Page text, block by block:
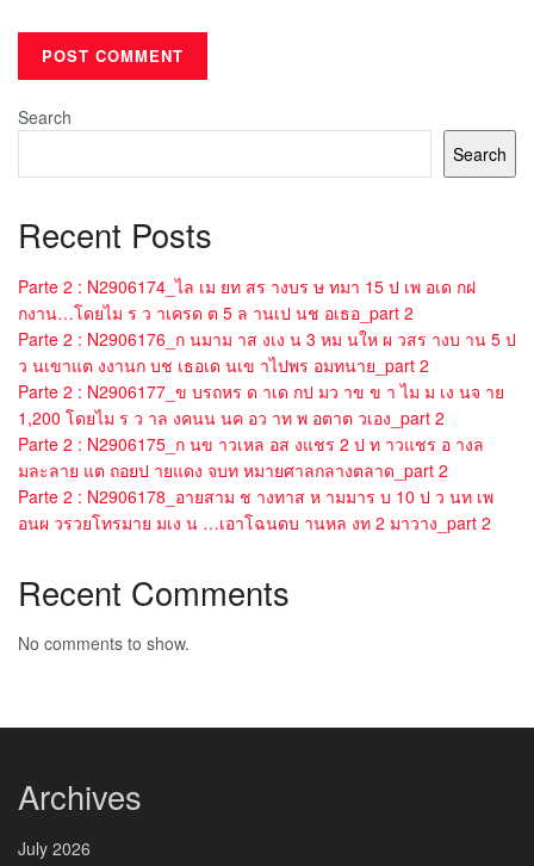
Search
Search
Recent Posts
Parte 2 : N2906174_ไล เม ยท สร างบร ษ ทมา 15 ป เพ อเด กฝ
กงาน…โดยไม ร ว าเครด ต 5 ล านเป นช อเธอ_part 2
Parte 2 : N2906176_ก นมาม าส งเง น 3 หม นให ผ วสร างบ าน 5 ป
ว นเขาแต งงานก บช เธอเด นเข าไปพร อมทนาย_part 2
Parte 2 : N2906177_ข บรถหร ด าเด กป มว าข ข า ไม ม เง นจ าย
1,200 โดยไม ร ว าล งคนน นค อว าท พ อตาต วเอง_part 2
Parte 2 : N2906175_ก นข าวเหล อส งแชร 2 ป ท าวแชร อ างล
มละลาย แต ถอยป ายแดง จบท หมายศาลกลางตลาด_part 2
Parte 2 : N2906178_อายสาม ช างทาส ห ามมาร บ 10 ป ว นท เพ
อนผ วรวยโทรมาย มเง น …เอาโฉนดบ านหล งท 2 มาวาง_part 2
Recent Comments
No comments to show.
Archives
July 2026